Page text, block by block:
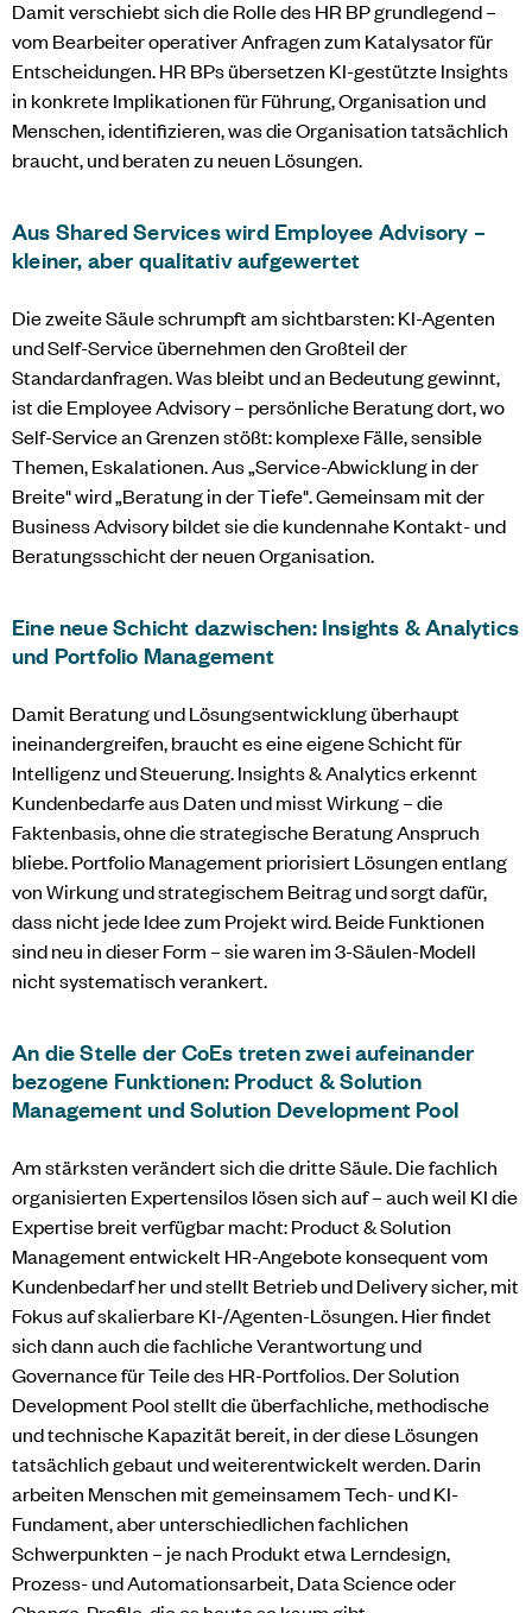
Damit verschiebt sich die Rolle des HR BP grundlegend –
vom Bearbeiter operativer Anfragen zum Katalysator für
Entscheidungen. HR BPs übersetzen KI-gestützte Insights
in konkrete Implikationen für Führung, Organisation und
Menschen, identifizieren, was die Organisation tatsächlich
braucht, und beraten zu neuen Lösungen.
Aus Shared Services wird Employee Advisory –
kleiner, aber qualitativ aufgewertet
Die zweite Säule schrumpft am sichtbarsten: KI-Agenten
und Self-Service übernehmen den Großteil der
Standardanfragen. Was bleibt und an Bedeutung gewinnt,
ist die Employee Advisory – persönliche Beratung dort, wo
Self-Service an Grenzen stößt: komplexe Fälle, sensible
Themen, Eskalationen. Aus „Service-Abwicklung in der
Breite" wird „Beratung in der Tiefe". Gemeinsam mit der
Business Advisory bildet sie die kundennahe Kontakt- und
Beratungsschicht der neuen Organisation.
Eine neue Schicht dazwischen: Insights & Analytics
und Portfolio Management
Damit Beratung und Lösungsentwicklung überhaupt
ineinandergreifen, braucht es eine eigene Schicht für
Intelligenz und Steuerung. Insights & Analytics erkennt
Kundenbedarfe aus Daten und misst Wirkung – die
Faktenbasis, ohne die strategische Beratung Anspruch
bliebe. Portfolio Management priorisiert Lösungen entlang
von Wirkung und strategischem Beitrag und sorgt dafür,
dass nicht jede Idee zum Projekt wird. Beide Funktionen
sind neu in dieser Form – sie waren im 3-Säulen-Modell
nicht systematisch verankert.
An die Stelle der CoEs treten zwei aufeinander
bezogene Funktionen: Product & Solution
Management und Solution Development Pool
Am stärksten verändert sich die dritte Säule. Die fachlich
organisierten Expertensilos lösen sich auf – auch weil KI die
Expertise breit verfügbar macht: Product & Solution
Management entwickelt HR-Angebote konsequent vom
Kundenbedarf her und stellt Betrieb und Delivery sicher, mit
Fokus auf skalierbare KI-/Agenten-Lösungen. Hier findet
sich dann auch die fachliche Verantwortung und
Governance für Teile des HR-Portfolios. Der Solution
Development Pool stellt die überfachliche, methodische
und technische Kapazität bereit, in der diese Lösungen
tatsächlich gebaut und weiterentwickelt werden. Darin
arbeiten Menschen mit gemeinsamem Tech- und KI-
Fundament, aber unterschiedlichen fachlichen
Schwerpunkten – je nach Produkt etwa Lerndesign,
Prozess- und Automationsarbeit, Data Science oder